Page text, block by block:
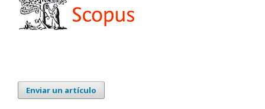
Enviar un artículo